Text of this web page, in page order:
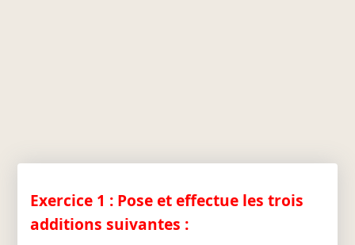
Exercice 1 : Pose et effectue les trois
additions suivantes :